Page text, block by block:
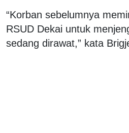
“Korban sebelumnya
RSUD Dekai untuk
sedang dirawat,” kata